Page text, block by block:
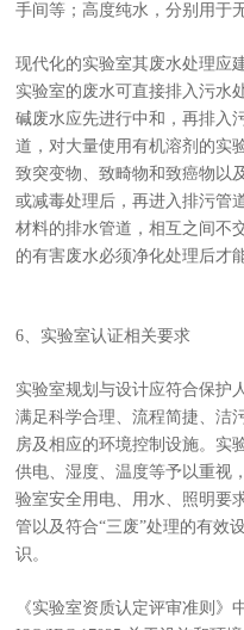
手间等；高度纯水，分别用于
现代化的实验室其废水处理应
实验室的废水可直接排入污水
碱废水应先进行中和，再排入
道，对大量使用有机溶剂的实
致突变物、致畸物和致癌物以
或减毒处理后，再进入排污管
材料的排水管道，相互之间不
的有害废水必须净化处理后才
6、实验室认证相关要求
实验室规划与设计应符合保护
满足科学合理、流程简捷、洁
房及相应的环境控制设施。实
供电、湿度、温度等予以重视
验室安全用电、用水、照明要
管以及符合“三废”处理的有效
识。
《实验室资质认定评审准则